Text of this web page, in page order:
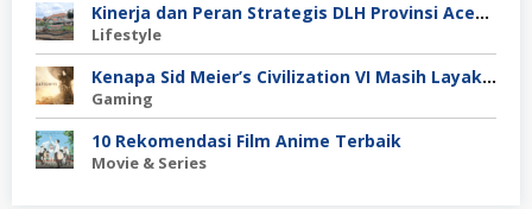
Kinerja dan Peran Strategis DLH Provinsi Aceh dalam Pengelolaan Lingkungan Hidup
Lifestyle
Kenapa Sid Meier’s Civilization VI Masih Layak Dimainkan?
Gaming
10 Rekomendasi Film Anime Terbaik
Movie & Series